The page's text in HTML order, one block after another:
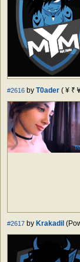
#2616 by T0ader ( ¥ ₹
#2617 by Krakadil